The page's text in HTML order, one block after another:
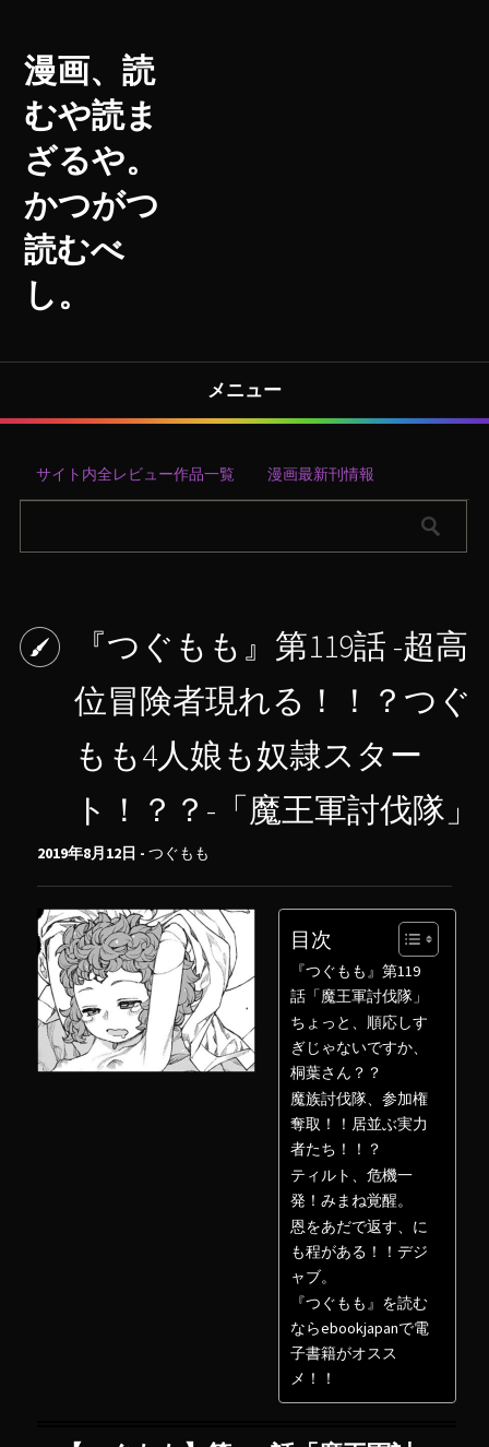
漫画、読
むや読ま
ざるや。
かつがつ
読むべ
し。
メニュー
サイト内全レビュー作品一覧 漫画最新刊情報
『つぐもも』第119話 -超高
位冒険者現れる！！？つぐ
もも4人娘も奴隷スター
ト！？？-「魔王軍討伐隊」
2019年8月12日 -つぐもも
目次
『つぐもも』第119
話「魔王軍討伐隊」
ちょっと、順応しす
ぎじゃないですか、
桐葉さん？？
魔族討伐隊、参加権
奪取！！居並ぶ実力
者たち！！？
ティルト、危機一
発！みまね覚醒。
恩をあだで返す、に
も程がある！！デジ
ャブ。
『つぐもも』を読む
ならebookjapanで電
子書籍がオスス
メ！！